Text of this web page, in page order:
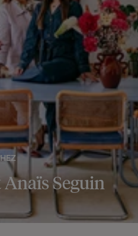
Anaïs Seguin